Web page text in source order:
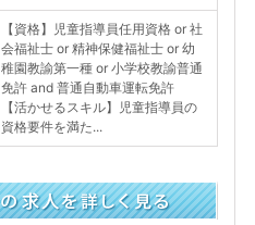
【資格】児童指導員任用資格 or 社
会福祉士 or 精神保健福祉士 or 幼
稚園教諭第一種 or 小学校教諭普通
免許 and 普通自動車運転免許
【活かせるスキル】児童指導員の
資格要件を満た...